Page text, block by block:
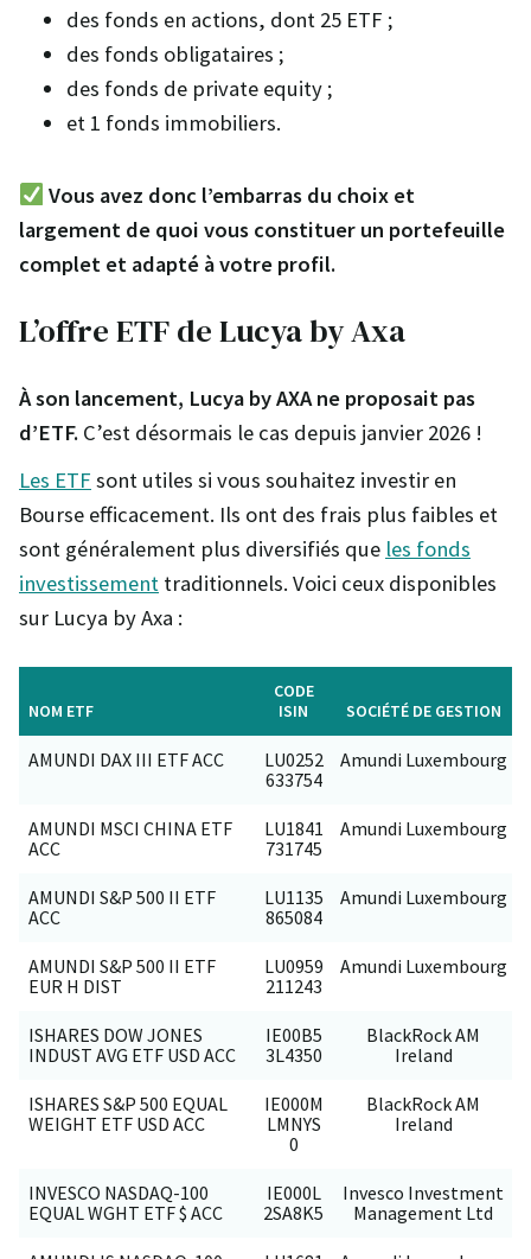
des fonds en actions, dont 25 ETF ;
des fonds obligataires ;
des fonds de private equity ;
et 1 fonds immobiliers.
Vous avez donc l’embarras du choix et
largement de quoi vous constituer un portefeuille
complet et adapté à votre profil.
L’offre ETF de Lucya by Axa
À son lancement, Lucya by AXA ne proposait pas
d’ETF. C’est désormais le cas depuis janvier 2026 !
Les ETF sont utiles si vous souhaitez investir en
Bourse efficacement. Ils ont des frais plus faibles et
sont généralement plus diversifiés que les fonds
investissement traditionnels. Voici ceux disponibles
sur Lucya by Axa :
NOM ETF
CODE
ISIN
SOCIÉTÉ DE GESTION
AMUNDI DAX III ETF ACC
LU0252
633754
Amundi Luxembourg
AMUNDI MSCI CHINA ETF
ACC
LU1841
731745
Amundi Luxembourg
AMUNDI S&P 500 II ETF
ACC
LU1135
865084
Amundi Luxembourg
AMUNDI S&P 500 II ETF
EUR H DIST
LU0959
211243
Amundi Luxembourg
ISHARES DOW JONES
INDUST AVG ETF USD ACC
IE00B5
3L4350
BlackRock AM
Ireland
ISHARES S&P 500 EQUAL
WEIGHT ETF USD ACC
IE000M
LMNYS
0
BlackRock AM
Ireland
INVESCO NASDAQ-100
EQUAL WGHT ETF $ ACC
IE000L
2SA8K5
Invesco Investment
Management Ltd